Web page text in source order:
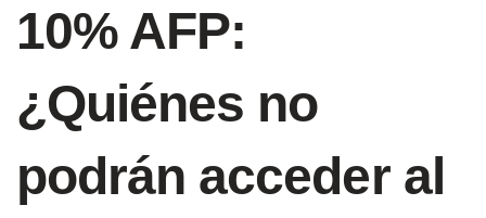
10% AFP:
¿Quiénes no
podrán acceder al